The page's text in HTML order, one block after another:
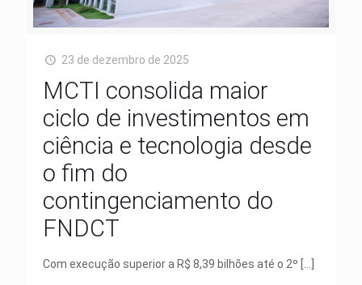
23 de dezembro de 2025
MCTI consolida maior
ciclo de investimentos em
ciência e tecnologia desde
o fim do
contingenciamento do
FNDCT
Com execução superior a R$ 8,39 bilhões até o 2º